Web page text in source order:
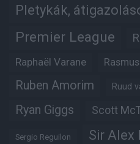
Pletykák,
Premier League
Raphaël Varane
Ruben Amorim Ruud
Ryan Giggs Scott
Sergio Reguilon Sir Alex